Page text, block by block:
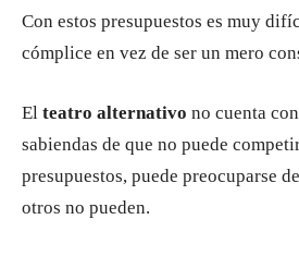
Con estos presupuestos es muy
cómplice en vez de ser un mero
El teatro alternativo no cuenta
sabiendas de que no puede
presupuestos, puede preocuparse
otros no pueden.